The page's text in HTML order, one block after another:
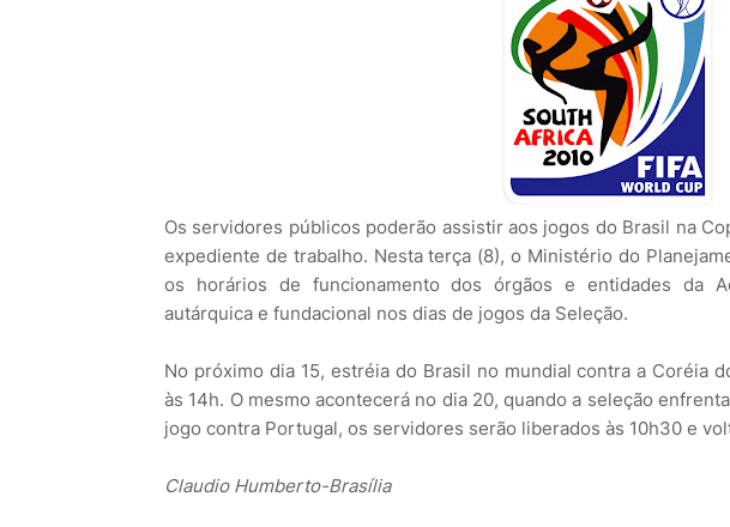
Os servidores públicos poderão assistir aos jogos do Brasil na
expediente de trabalho. Nesta terça (8), o Ministério do
os horários de funcionamento dos órgãos e entidades da
autárquica e fundacional nos dias de jogos da Seleção.
No próximo dia 15, estréia do Brasil no mundial contra a Coréia
às 14h. O mesmo acontecerá no dia 20, quando a seleção
jogo contra Portugal, os servidores serão liberados às 10h30 e
Claudio Humberto-Brasília